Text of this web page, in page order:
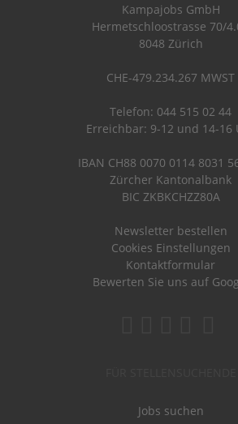
Kampajobs GmbH
Hermetschloostrasse 70/
8048 Zürich
CHE-479.234.267 MWST
Telefon: 044 515 02 44
Erreichbar: 9-12 und 14-16
IBAN CH88 0070 0114 8031
Zürcher Kantonalbank
BIC ZKBKCHZZ80A
Newsletter bestellen
Cookies Einstellungen
Kontaktformular
Bewerten Sie uns auf
Jobs suchen